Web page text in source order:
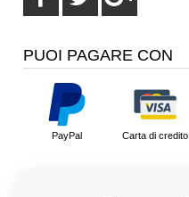
PUOI PAGARE CON
PayPal Carta di credito